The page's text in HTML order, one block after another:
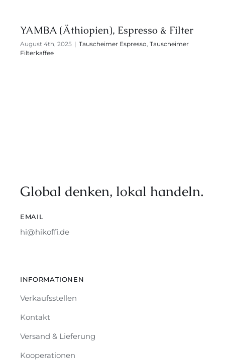
YAMBA (Äthiopien), Espresso & Filter
August 4th, 2025 | Tauscheimer Espresso, Tauscheimer
Filterkaffee
Global denken, lokal handeln.
EMAIL
hi@hikoffi.de
INFORMATIONEN
Verkaufsstellen
Kontakt
Versand & Lieferung
Kooperationen